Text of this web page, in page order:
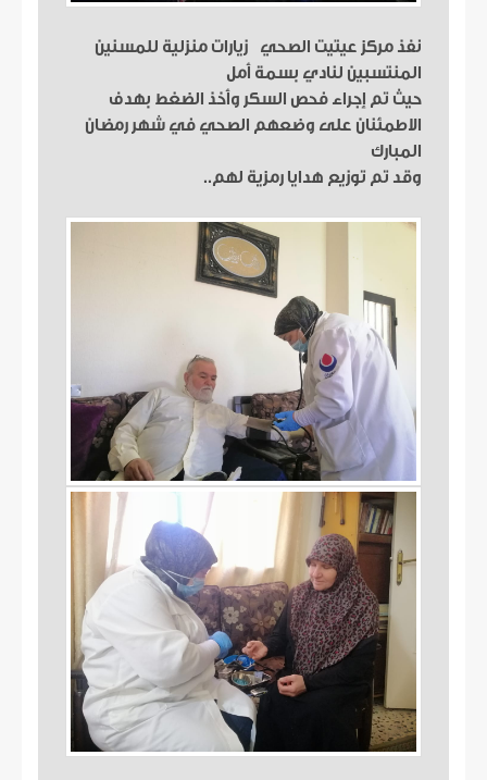
نفذ مركز عيتيت الصحي زيارات منزلية للمسنين
المنتسبين لنادي بسمة أمل
حيث تم إجراء فحص السكر وأخذ الضغط بهدف
الاطمئنان على وضعهم الصحي في شهر رمضان
المبارك
وقد تم توزيع هدايا رمزية لهم..